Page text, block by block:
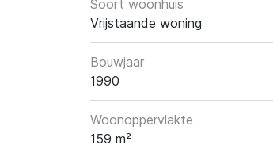
Soort woonhuis
Vrijstaande woning
Bouwjaar
1990
Woonoppervlakte
159 m²